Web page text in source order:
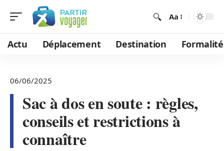
Aa
Actu Déplacement Destination
06/06/2025
Sac à dos en soute : règles,
conseils et restrictions à
connaître